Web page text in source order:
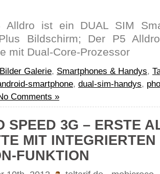
Alldro ist ein DUAL SIM
Bildschirm; Der P5
mit Dual-Core-Prozessor
Bilder Galerie, Smartphones & Handys,
smartphone, dual-sim-handys,
Comments »
SPEED ​​3G – ERSTE
MIT INTEGRIERTEN
FUNKTION